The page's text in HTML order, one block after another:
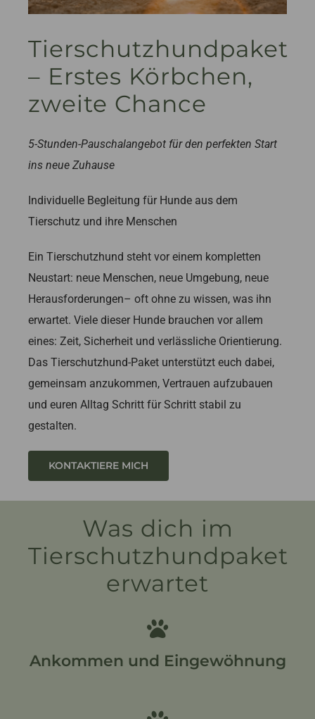
Login
Tierschutzhundpaket
– Erstes Körbchen,
zweite Chance
5-Stunden-Pauschalangebot für den perfekten Start
ins neue Zuhause
Individuelle Begleitung für Hunde aus dem
Tierschutz und ihre Menschen
Ein Tierschutzhund steht vor einem kompletten
Neustart: neue Menschen, neue Umgebung, neue
Herausforderungen– oft ohne zu wissen, was ihn
erwartet. Viele dieser Hunde brauchen vor allem
eines: Zeit, Sicherheit und verlässliche Orientierung.
Das Tierschutzhund-Paket unterstützt euch dabei,
gemeinsam anzukommen, Vertrauen aufzubauen
und euren Alltag Schritt für Schritt stabil zu
gestalten.
KONTAKTIERE MICH
Was dich im
Tierschutzhundpaket
erwartet
Ankommen und Eingewöhnung